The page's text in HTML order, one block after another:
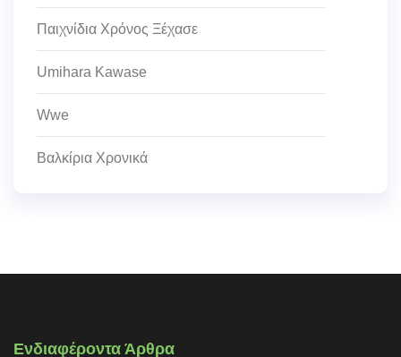
Παιχνίδια Χρόνος Ξέχασε
Umihara Kawase
Wwe
Βαλκίρια Χρονικά
Ενδιαφέροντα Άρθρα